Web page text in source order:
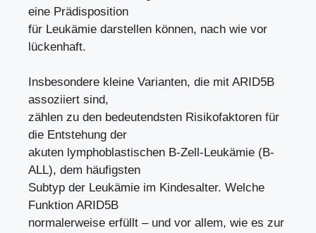
eine Prädisposition
für Leukämie darstellen können, nach wie vor
lückenhaft.
Insbesondere kleine Varianten, die mit ARID5B
assoziiert sind,
zählen zu den bedeutendsten Risikofaktoren für
die Entstehung der
akuten lymphoblastischen B-Zell-Leukämie (B-
ALL), dem häufigsten
Subtyp der Leukämie im Kindesalter. Welche
Funktion ARID5B
normalerweise erfüllt – und vor allem, wie es zur